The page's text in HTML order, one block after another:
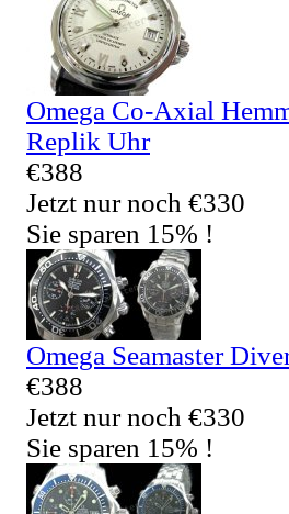
Omega Co-Axial
Replik Uhr
€388
Jetzt nur noch €330
Sie sparen 15% !
Omega Seamaster
€388
Jetzt nur noch €330
Sie sparen 15% !